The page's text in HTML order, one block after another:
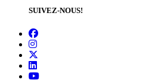
SUIVEZ-NOUS!